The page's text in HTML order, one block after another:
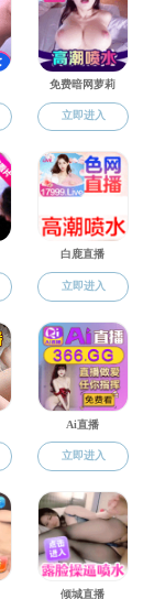
学院系统
招生系统
论文系统